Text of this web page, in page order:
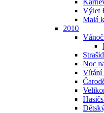
Výlet
Malá
2010
Noc
Vítání